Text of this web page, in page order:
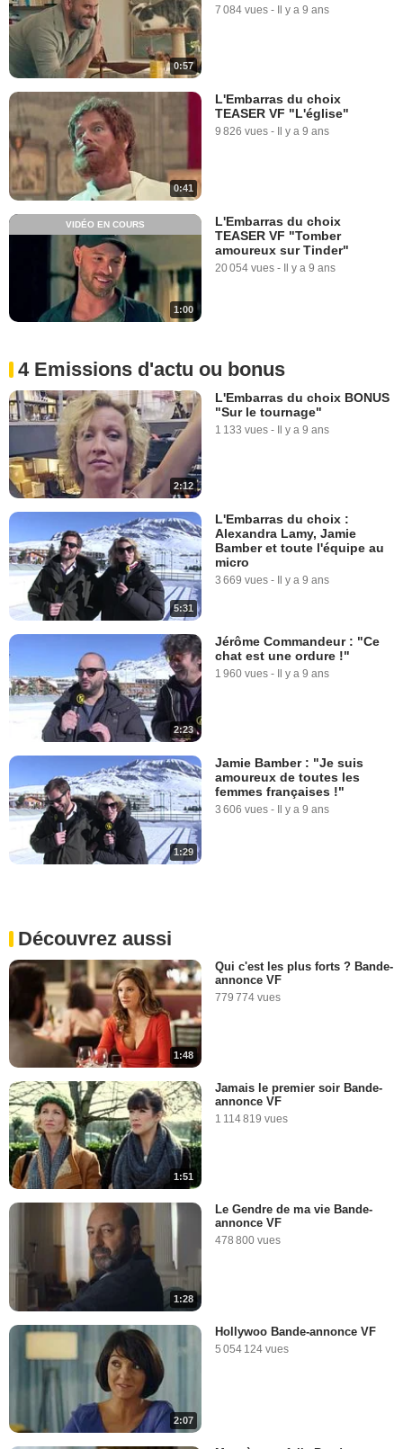
0:57
7 084 vues - Il y a 9 ans
0:41
L'Embarras du choix
TEASER VF "L'église"
9 826 vues - Il y a 9 ans
1:00
VIDÉO EN COURS
L'Embarras du choix
TEASER VF "Tomber
amoureux sur Tinder"
20 054 vues - Il y a 9 ans
4 Emissions d'actu ou bonus
2:12
L'Embarras du choix BONUS
"Sur le tournage"
1 133 vues - Il y a 9 ans
5:31
L'Embarras du choix :
Alexandra Lamy, Jamie
Bamber et toute l'équipe au
micro
3 669 vues - Il y a 9 ans
2:23
Jérôme Commandeur : "Ce
chat est une ordure !"
1 960 vues - Il y a 9 ans
1:29
Jamie Bamber : "Je suis
amoureux de toutes les
femmes françaises !"
3 606 vues - Il y a 9 ans
Découvrez aussi
1:48
Qui c'est les plus forts ? Bande-
annonce VF
779 774 vues
1:51
Jamais le premier soir Bande-
annonce VF
1 114 819 vues
1:28
Le Gendre de ma vie Bande-
annonce VF
478 800 vues
2:07
Hollywoo Bande-annonce VF
5 054 124 vues